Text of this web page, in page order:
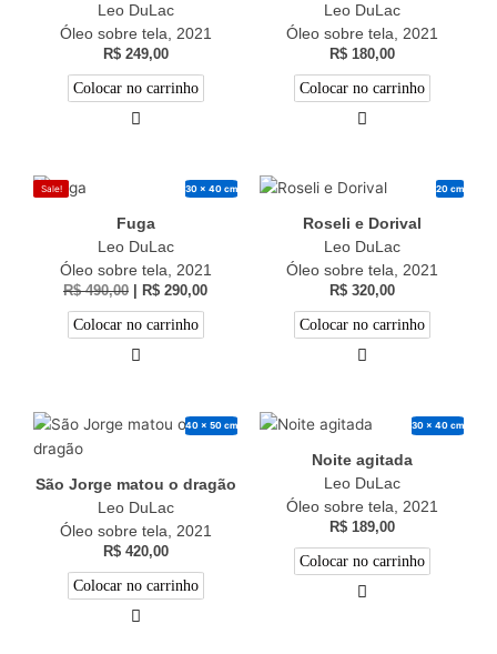
Leo DuLac
Óleo sobre tela, 2021
R$249,00
Colocar no carrinho
Leo DuLac
Óleo sobre tela, 2021
R$180,00
Colocar no carrinho
Sale! 30 x 40 cm
Fuga
Leo DuLac
Óleo sobre tela, 2021
R$490,00 R$ 290,00
Colocar no carrinho
20 cm
Roseli e Dorival
Leo DuLac
Óleo sobre tela, 2021
R$320,00
Colocar no carrinho
40 x 50 cm
São Jorge matou o dragão
Leo DuLac
Óleo sobre tela, 2021
R$420,00
Colocar no carrinho
30 x 40 cm
Noite agitada
Leo DuLac
Óleo sobre tela, 2021
R$189,00
Colocar no carrinho